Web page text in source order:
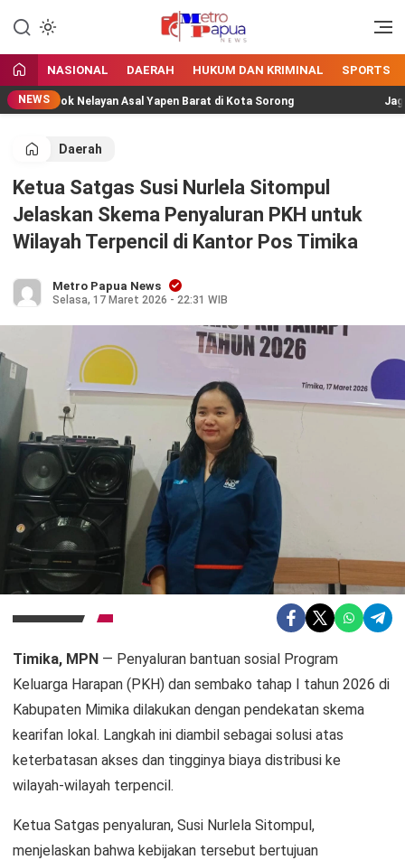
MetroPapua News
Jangan Gentar Bicara Benar
NASIONAL DAERAH HUKUM DAN KRIMINAL SPORTS
NEWSNelayan Asal Yapen Barat di Kota Sorong Jaga
Daerah
Ketua Satgas Susi Nurlela Sitompul
Jelaskan Skema Penyaluran PKH untuk
Wilayah Terpencil di Kantor Pos Timika
Metro Papua News
Selasa, 17 Maret 2026 - 22:31 WIB
Timika, MPN — Penyaluran bantuan sosial Program
Keluarga Harapan (PKH) dan sembako tahap I tahun 2026 di
Kabupaten Mimika dilakukan dengan pendekatan skema
kearifan lokal. Langkah ini diambil sebagai solusi atas
keterbatasan akses dan tingginya biaya distribusi ke
wilayah-wilayah terpencil.
Ketua Satgas penyaluran, Susi Nurlela Sitompul,
menjelaskan bahwa kebijakan tersebut bertujuan